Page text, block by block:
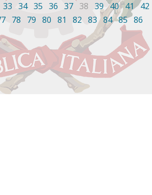
33 34 35 36 37 38 39 40 41
42
78 79 80 81 82 83 84 85 86